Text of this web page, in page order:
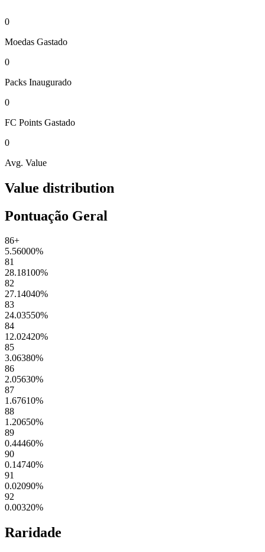
0
Moedas Gastado
0
Packs Inaugurado
0
FC Points Gastado
0
Avg. Value
Value distribution
Pontuação Geral
86+
5.56000%
81
28.18100%
82
27.14040%
83
24.03550%
84
12.02420%
85
3.06380%
86
2.05630%
87
1.67610%
88
1.20650%
89
0.44460%
90
0.14740%
91
0.02090%
92
0.00320%
Raridade